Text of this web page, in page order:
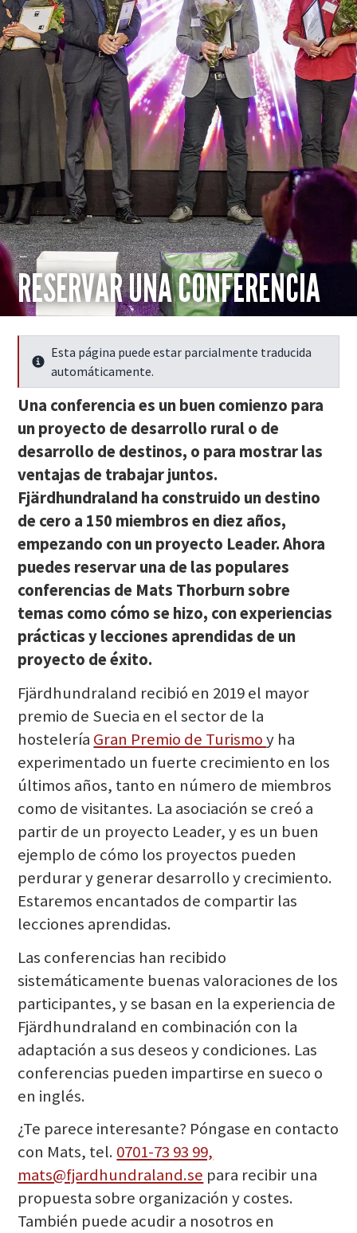
RESERVAR UNA CONFERENCIA
Seguir leyendo
Esta página puede estar parcialmente traducida
automáticamente.
Una conferencia es un buen comienzo para
un proyecto de desarrollo rural o de
desarrollo de destinos, o para mostrar las
ventajas de trabajar juntos.
Fjärdhundraland ha construido un destino
de cero a 150 miembros en diez años,
empezando con un proyecto Leader. Ahora
puedes reservar una de las populares
conferencias de Mats Thorburn sobre
temas como cómo se hizo, con experiencias
prácticas y lecciones aprendidas de un
proyecto de éxito.
Fjärdhundraland recibió en 2019 el mayor
premio de Suecia en el sector de la
hostelería Gran Premio de Turismoy ha
experimentado un fuerte crecimiento en los
últimos años, tanto en número de miembros
como de visitantes. La asociación se creó a
partir de un proyecto Leader, y es un buen
ejemplo de cómo los proyectos pueden
perdurar y generar desarrollo y crecimiento.
Estaremos encantados de compartir las
lecciones aprendidas.
Las conferencias han recibido
sistemáticamente buenas valoraciones de los
participantes, y se basan en la experiencia de
Fjärdhundraland en combinación con la
adaptación a sus deseos y condiciones. Las
conferencias pueden impartirse en sueco o
en inglés.
¿Te parece interesante? Póngase en contacto
con Mats, tel. 0701-73 93 99,
mats@fjardhundraland.se para recibir una
propuesta sobre organización y costes.
También puede acudir a nosotros en